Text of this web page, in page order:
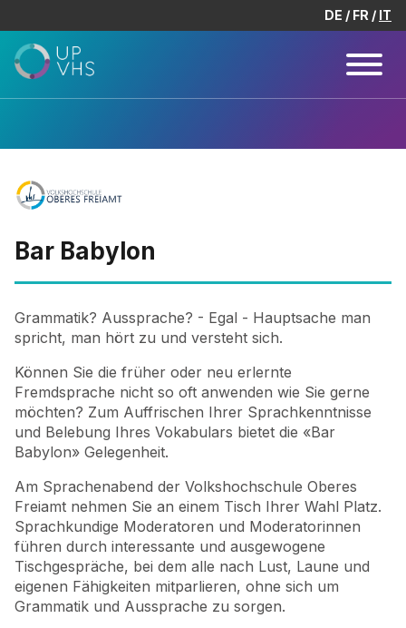
DE FR IT
Bar Babylon
Grammatik? Aussprache? - Egal - Hauptsache man
spricht, man hört zu und versteht sich.
Können Sie die früher oder neu erlernte
Fremdsprache nicht so oft anwenden wie Sie gerne
möchten? Zum Auffrischen Ihrer Sprachkenntnisse
und Belebung Ihres Vokabulars bietet die «Bar
Babylon» Gelegenheit.
Am Sprachenabend der Volkshochschule Oberes
Freiamt nehmen Sie an einem Tisch Ihrer Wahl Platz.
Sprachkundige Moderatoren und Moderatorinnen
führen durch interessante und ausgewogene
Tischgespräche, bei dem alle nach Lust, Laune und
eigenen Fähigkeiten mitparlieren, ohne sich um
Grammatik und Aussprache zu sorgen.